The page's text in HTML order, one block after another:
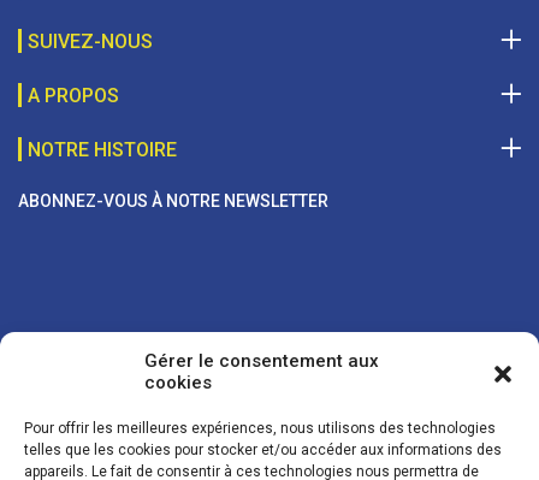
Gérer le consentement aux
cookies
Pour offrir les meilleures expériences, nous utilisons des technologies
telles que les cookies pour stocker et/ou accéder aux informations des
appareils. Le fait de consentir à ces technologies nous permettra de
SUIVEZ-NOUS
A PROPOS
NOTRE HISTOIRE
ABONNEZ-VOUS À NOTRE NEWSLETTER